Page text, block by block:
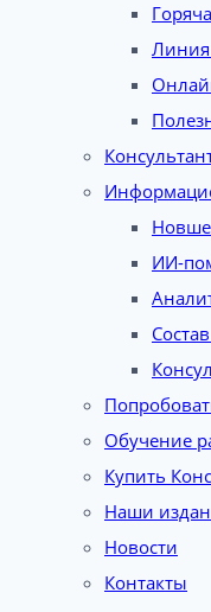
Линия
ИИ-
Обучение
Купить
Наши
Новости
Контакты